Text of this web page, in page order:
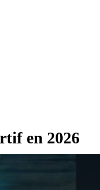
en 2026